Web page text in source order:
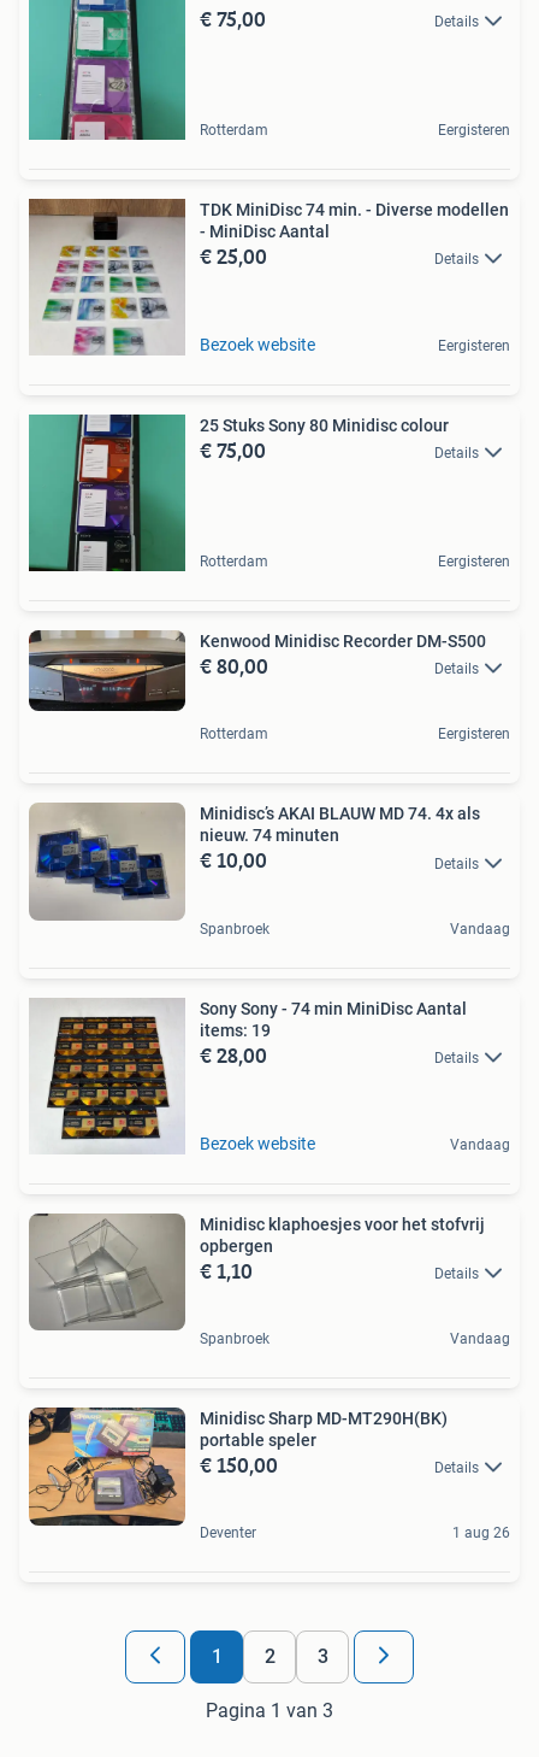
€ 75,00 Details
Rotterdam Eergisteren
TDK MiniDisc 74 min. - Diverse modellen
- MiniDisc Aantal
€ 25,00 Details
Bezoek website Eergisteren
25 Stuks Sony 80 Minidisc colour
€ 75,00 Details
Rotterdam Eergisteren
Kenwood Minidisc Recorder DM-S500
€ 80,00 Details
Rotterdam Eergisteren
Minidisc’s AKAI BLAUW MD 74. 4x als
nieuw. 74 minuten
€ 10,00 Details
Spanbroek Vandaag
Sony Sony - 74 min MiniDisc Aantal
items: 19
€ 28,00 Details
Bezoek website Vandaag
Minidisc klaphoesjes voor het stofvrij
opbergen
€ 1,10 Details
Spanbroek Vandaag
Minidisc Sharp MD-MT290H(BK)
portable speler
€ 150,00 Details
Deventer 1 aug 26
1 2 3
Pagina 1 van 3